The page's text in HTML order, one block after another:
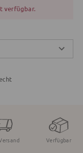
verfügbar.
Verfügbar